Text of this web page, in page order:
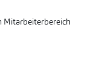
Mitarbeiterbereich